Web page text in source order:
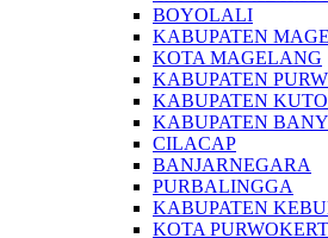
BOYOLALI
KABUPATEN
KOTA MAGELANG
KABUPATEN
KABUPATEN
KABUPATEN
CILACAP
BANJARNEGARA
PURBALINGGA
KABUPATEN
KOTA